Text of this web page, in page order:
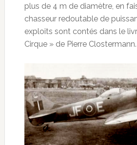
plus de 4 m de diamètre, en
chasseur redoutable de
exploits sont contés dans le
Cirque » de Pierre Clostermann.